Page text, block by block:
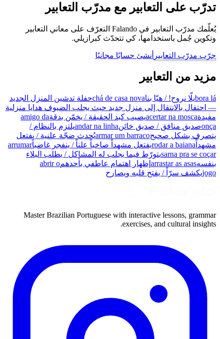
تدرّب على التعابير مع مدرّب التعابير
يُعلّمك مدرّب التعابير في Falando التعرّف على معاني التعابير
وتكوين جُمل باستخدامها، كي تتحدّث كبرازيلي.
جرّب مدرّب التعابير أنشئ حسابًا مجانيًا
مزيد من التعابير
bora láيلّا نروح! / هيّا بناchá de casa novaحفلة تدشين المنزل الجديد
— احتفال بالانتقال إلى منزل جديد حيث يجلب الضيوف هدايا منزلية
مفيدةacertar na moscaيصيب كبد الحقيقة / يخمّن بدقةamigo da
onçaصديق منافق / صديق خائنandar na linhaيلتزم بالنظام /
يتصرف بشكل صحيحarmar um barracoيُحدث ضجّة علنية / يفتعل
مشهداً rodar a baianaيفتعل مشهداً صاخباً علناً / ينفجر غاضباًarrumar
sarna pra se coçarيتورّط فيما يجلب له المشاكل / يطلب البلاء
بنفسهarrastar as asas إظهار اهتمام عاطفي بأحدهمabrir o
jogoيكشف سرّاً / يفتح قلبه ويصارح
Master Brazilian Portuguese with interactive lessons, grammar
exercises, and cultural insights.